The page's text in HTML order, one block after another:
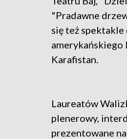
"Pradawne
się też spektakle
Karafistan.
Laureatów
plenerowy,
prezentowane